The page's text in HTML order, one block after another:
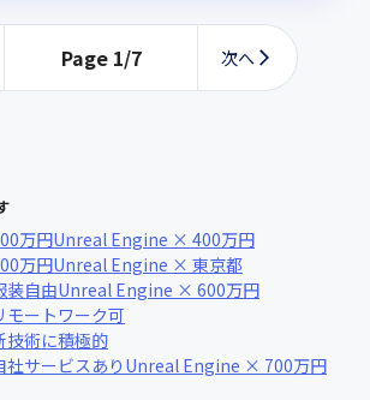
Page 1/7 次へ
万円Unreal Engine × 400万円
万円Unreal Engine × 東京都
自由Unreal Engine × 600万円
ートワーク可
術に積極的
サービスあり Unreal Engine × 700万円